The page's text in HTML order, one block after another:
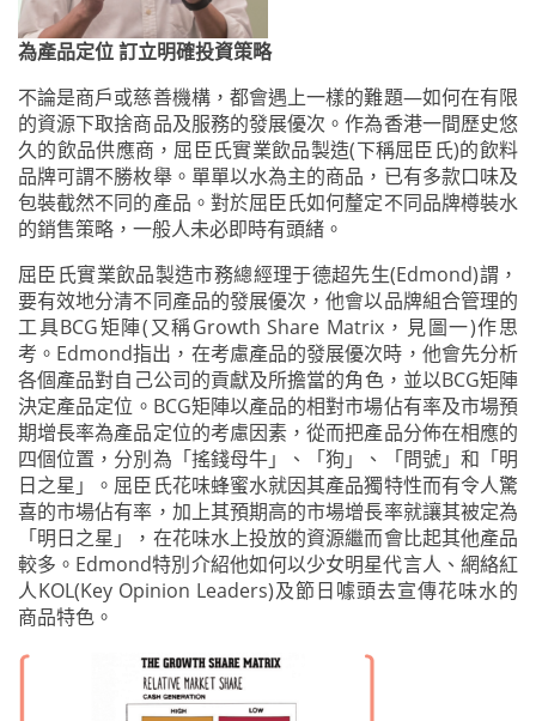
為產品定位 訂立明確投資策略
不論是商戶或慈善機構，都會遇上一樣的難題—如何在有限
的資源下取捨商品及服務的發展優次。作為香港一間歷史悠
久的飲品供應商，屈臣氏實業飲品製造(下稱屈臣氏)的飲料
品牌可謂不勝枚舉。單單以水為主的商品，已有多款口味及
包裝截然不同的產品。對於屈臣氏如何釐定不同品牌樽裝水
的銷售策略，一般人未必即時有頭緒。
屈臣氏實業飲品製造市務總經理于德超先生(Edmond)謂，
要有效地分清不同產品的發展優次，他會以品牌組合管理的
工具BCG矩陣(又稱Growth Share Matrix，見圖一)作思
考。Edmond指出，在考慮產品的發展優次時，他會先分析
各個產品對自己公司的貢獻及所擔當的角色，並以BCG矩陣
決定產品定位。BCG矩陣以產品的相對市場佔有率及市場預
期增長率為產品定位的考慮因素，從而把產品分佈在相應的
四個位置，分別為「搖錢母牛」、「狗」、「問號」和「明
日之星」。屈臣氏花味蜂蜜水就因其產品獨特性而有令人驚
喜的市場佔有率，加上其預期高的市場增長率就讓其被定為
「明日之星」，在花味水上投放的資源繼而會比起其他產品
較多。Edmond特別介紹他如何以少女明星代言人、網絡紅
人KOL(Key Opinion Leaders)及節日噱頭去宣傳花味水的
商品特色。